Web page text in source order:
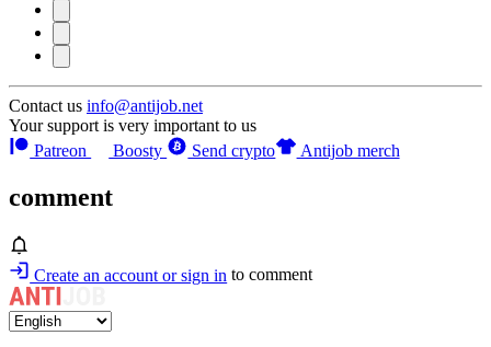
Contact us info@antijob.net
Your support is very important to us
Patreon
Boosty Send crypto Antijob merch
comment
Create an account or sign in to comment